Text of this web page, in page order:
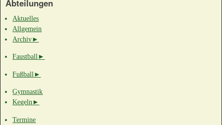
18:00
19:00
21:00
Abteilungen
Aktuelles
Allgemein
Archiv►
Faustball►
Fußball►
Gymnastik
Kegeln►
Termine